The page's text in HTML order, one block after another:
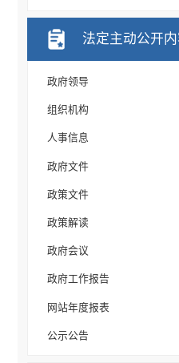
法定主动公开
政府领导
组织机构
人事信息
政府文件
政策文件
政策解读
政府会议
政府工作报告
网站年度报表
公示公告